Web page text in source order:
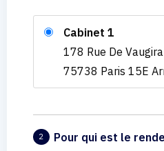
Cabinet 1
178 Rue De
75738 Paris 15E
2 Pour qui est le